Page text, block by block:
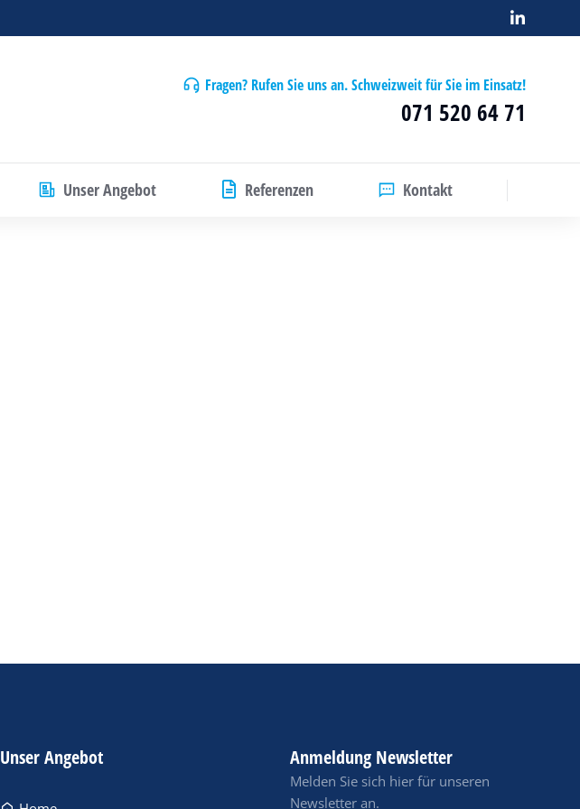
Fragen? Rufen Sie uns an. Schweizweit für Sie im Einsatz!
071 520 64 71
Unser Angebot Referenzen Kontakt
Unser Angebot Anmeldung Newsletter
Melden Sie sich hier für unseren
Newsletter an.